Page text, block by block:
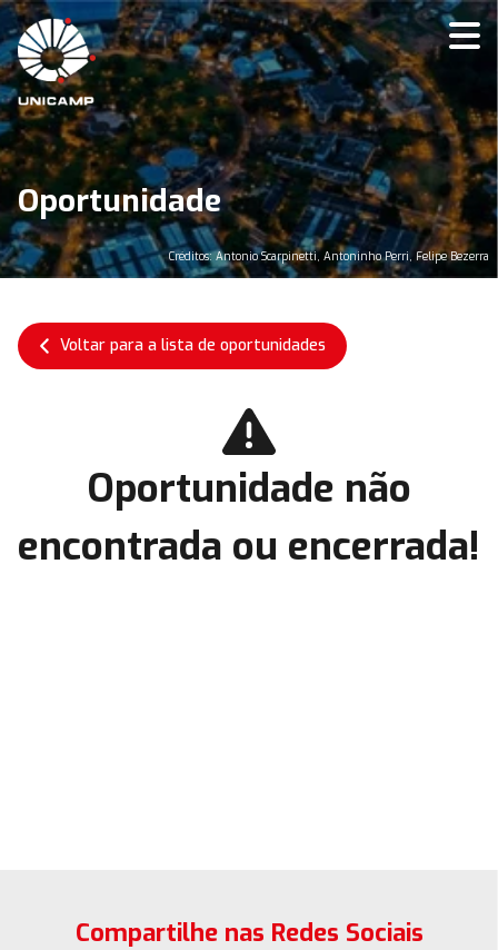
Oportunidade
Créditos: Antonio Scarpinetti, Antoninho Perri, Felipe Bezerra
Voltar para a lista de oportunidades
Oportunidade não
encontrada ou encerrada!
Compartilhe nas Redes Sociais